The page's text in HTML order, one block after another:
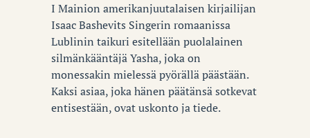
I Mainion amerikanjuutalaisen kirjailijan
Isaac Bashevits Singerin romaanissa
Lublinin taikuri esitellään puolalainen
silmänkääntäjä Yasha, joka on
monessakin mielessä pyörällä päästään.
Kaksi asiaa, joka hänen päätänsä sotkevat
entisestään, ovat uskonto ja tiede.